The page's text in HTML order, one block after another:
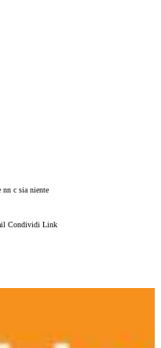
nn c sia niente
Condividi Link